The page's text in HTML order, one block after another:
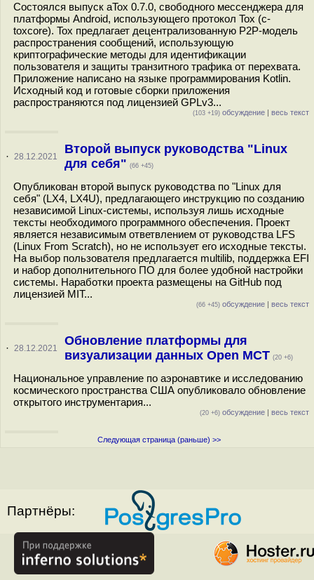
Состоялся выпуск aTox 0.7.0, свободного мессенджера для
платформы Android, использующего протокол Tox (c-
toxcore). Tox предлагает децентрализованную P2P-модель
распространения сообщений, использующую
криптографические методы для идентификации
пользователя и защиты транзитного трафика от перехвата.
Приложение написано на языке программирования Kotlin.
Исходный код и готовые сборки приложения
распространяются под лицензией GPLv3...
(103 +19) обсуждение | весь текст
· 28.12.2021
Второй выпуск руководства "Linux
для себя" (66 +45)
Опубликован второй выпуск руководства по "Linux для
себя" (LX4, LX4U), предлагающего инструкцию по созданию
независимой Linux-системы, используя лишь исходные
тексты необходимого программного обеспечения. Проект
является независимым ответвлением от руководства LFS
(Linux From Scratch), но не использует его исходные тексты.
На выбор пользователя предлагается multilib, поддержка EFI
и набор дополнительного ПО для более удобной настройки
системы. Наработки проекта размещены на GitHub под
лицензией MIT...
(66 +45) обсуждение | весь текст
· 28.12.2021
Обновление платформы для
визуализации данных Open MCT (20 +6)
Национальное управление по аэронавтике и исследованию
космического пространства США опубликовало обновление
открытого инструментария...
(20 +6) обсуждение | весь текст
Следующая страница (раньше) >>
Партнёры: